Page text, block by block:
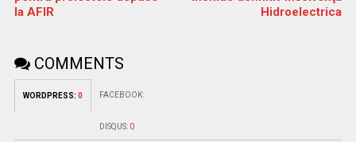
la AFIR
Hidroelectrica
COMMENTS
WORDPRESS: 0 FACEBOOK:
DISQUS: 0